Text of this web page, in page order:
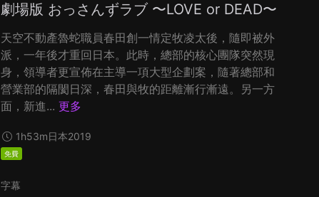
劇場版 おっさんずラブ 〜LOVE or DEAD〜
天空不動產魯蛇職員春田創一情定牧凌太後，隨即被外
派，一年後才重回日本。此時，總部的核心團隊突然現
身，領導者更宣佈在主導一項大型企劃案，隨著總部和
營業部的隔閡日深，春田與牧的距離漸行漸遠。另一方
面，新進... 更多
1h53m日本2019
免費
字幕